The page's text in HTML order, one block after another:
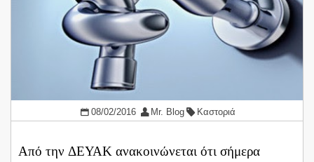
08/02/2016 Mr. Blog Καστοριά
Από την ΔΕΥΑΚ ανακοινώνεται ότι σήμερα